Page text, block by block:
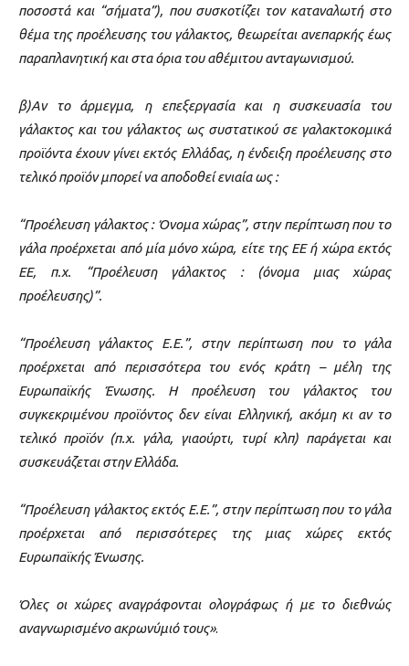
ποσοστά και “σήματα”), που συσκοτίζει τον καταναλωτή στο
θέμα της προέλευσης του γάλακτος, θεωρείται ανεπαρκής έως
παραπλανητική και στα όρια του αθέμιτου ανταγωνισμού.
β)Aν το άρμεγμα, η επεξεργασία και η συσκευασία του
γάλακτος και του γάλακτος ως συστατικού σε γαλακτοκομικά
προϊόντα έχουν γίνει εκτός Ελλάδας, η ένδειξη προέλευσης στο
τελικό προϊόν μπορεί να αποδοθεί ενιαία ως :
“Προέλευση γάλακτος : Όνομα χώρας”, στην περίπτωση που το
γάλα προέρχεται από μία μόνο χώρα, είτε της ΕΕ ή χώρα εκτός
ΕΕ, π.χ. “Προέλευση γάλακτος : (όνομα μιας χώρας
προέλευσης)”.
“Προέλευση γάλακτος Ε.Ε.”, στην περίπτωση που το γάλα
προέρχεται από περισσότερα του ενός κράτη – μέλη της
Ευρωπαϊκής Ένωσης. Η προέλευση του γάλακτος του
συγκεκριμένου προϊόντος δεν είναι Ελληνική, ακόμη κι αν το
τελικό προϊόν (π.χ. γάλα, γιαούρτι, τυρί κλπ) παράγεται και
συσκευάζεται στην Ελλάδα.
“Προέλευση γάλακτος εκτός Ε.Ε.”, στην περίπτωση που το γάλα
προέρχεται από περισσότερες της μιας χώρες εκτός
Ευρωπαϊκής Ένωσης.
Όλες οι χώρες αναγράφονται ολογράφως ή με το διεθνώς
αναγνωρισμένο ακρωνύμιό τους».